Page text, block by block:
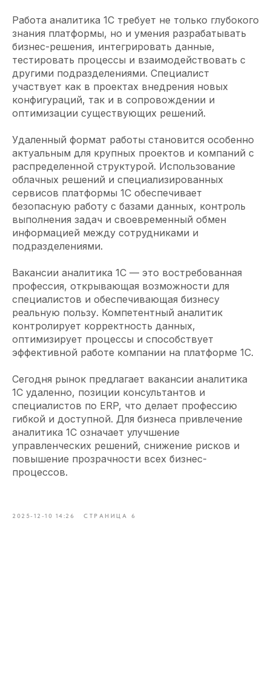
Работа аналитика 1С требует не только глубокого
знания платформы, но и умения разрабатывать
бизнес-решения, интегрировать данные,
тестировать процессы и взаимодействовать с
другими подразделениями. Специалист
участвует как в проектах внедрения новых
конфигураций, так и в сопровождении и
оптимизации существующих решений.
Удаленный формат работы становится особенно
актуальным для крупных проектов и компаний с
распределенной структурой. Использование
облачных решений и специализированных
сервисов платформы 1С обеспечивает
безопасную работу с базами данных, контроль
выполнения задач и своевременный обмен
информацией между сотрудниками и
подразделениями.
Вакансии аналитика 1С — это востребованная
профессия, открывающая возможности для
специалистов и обеспечивающая бизнесу
реальную пользу. Компетентный аналитик
контролирует корректность данных,
оптимизирует процессы и способствует
эффективной работе компании на платформе 1С.
Сегодня рынок предлагает вакансии аналитика
1С удаленно, позиции консультантов и
специалистов по ERP, что делает профессию
гибкой и доступной. Для бизнеса привлечение
аналитика 1С означает улучшение
управленческих решений, снижение рисков и
повышение прозрачности всех бизнес-
процессов.
2025-12-10 14:26 СТРАНИЦА 6